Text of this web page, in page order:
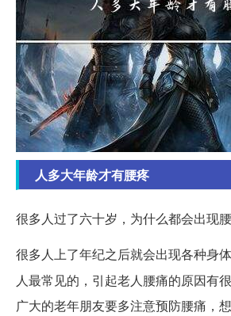
人多大年龄才有腰疼
很多人过了六十岁，为什么都会出现
很多人上了年纪之后就会出现各种身体
人最常见的，引起老人腰痛的原因有
广大的老年朋友要多注意预防腰痛，